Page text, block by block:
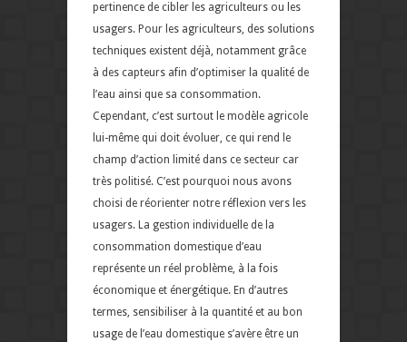
pertinence de cibler les agriculteurs ou les
usagers. Pour les agriculteurs, des solutions
techniques existent déjà, notamment grâce
à des capteurs afin d’optimiser la qualité de
l’eau ainsi que sa consommation.
Cependant, c’est surtout le modèle agricole
lui-même qui doit évoluer, ce qui rend le
champ d’action limité dans ce secteur car
très politisé. C’est pourquoi nous avons
choisi de réorienter notre réflexion vers les
usagers. La gestion individuelle de la
consommation domestique d’eau
représente un réel problème, à la fois
économique et énergétique. En d’autres
termes, sensibiliser à la quantité et au bon
usage de l’eau domestique s’avère être un